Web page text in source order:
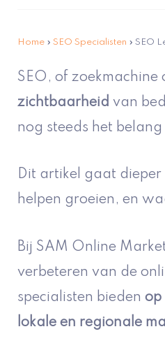
Home » SEO Specialisten » SEO
SEO, of
zichtbaarheid van
nog steeds het belang
Dit artikel gaat dieper
helpen groeien, en
Bij SAM Online
verbeteren van de
specialisten bieden op
lokale en regionale